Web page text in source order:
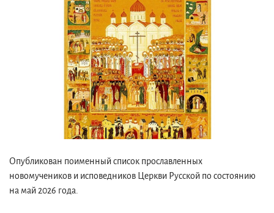
Опубликован поименный список прославленных
новомучеников и исповедников Церкви Русской по состоянию
на май 2026 года.